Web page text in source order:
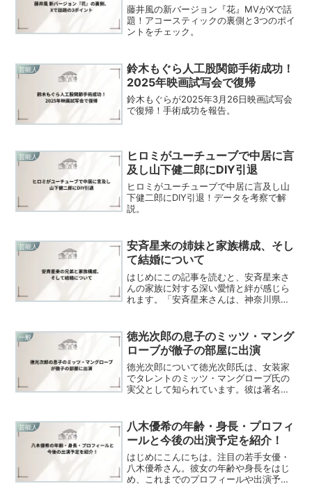
藤井風の新バージョン『花』MVがXで話
題！アコースティックの裏側と3つのポイ
ントをチェック。
芸能人
鈴木もぐら人工股関節手術成功！
2025年映画試写会で復帰
鈴木もぐらが2025年3月26日映画試写会
で復帰！手術成功を報告。
芸能人
ヒロミがユーチューブで中居に言
及し山下健二郎にDIY引退
ヒロミがユーチューブで中居に言及し山
下健二郎にDIY引退！データを考察で解
説。
芸能人
安斉星来の姉妹と家族構成、そし
て結婚について
はじめにこの記事を読むと、安斉星来さ
んの家族に対する深い愛情と絆が感じら
れます。「安斉星来さんは、神奈川県出
えです。なぜなら、彼女の父親は日本
人、母親はフィリピン人のハ...
一般
徳光次郎の息子のミッツ・マング
ローブが徹子の部屋に出演
徳光次郎について徳光次郎氏は、女装家
でタレントのミッツ・マングローブ氏の
実父として知られています。彼は著名な
おいて、2000年から2004年まで店次長
として活躍し、その...
芸能人
八木優希の年齢・身長・プロフィ
ールと今後の出演予定を紹介！
はじめにこんにちは。注目の若手女優・
八木優希さん。彼女の年齢や身長をはじ
め、これまでのプロフィールや出演予定